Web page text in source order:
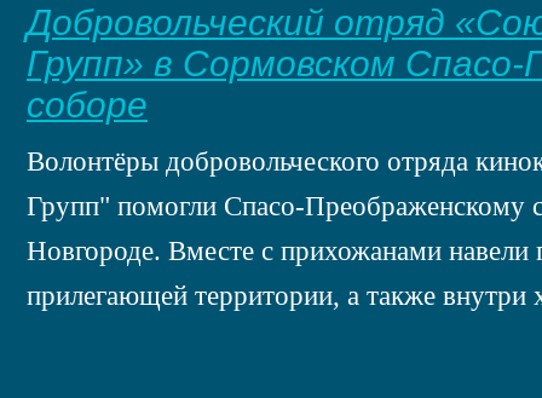
Добровольческий отряд
Групп» в Сормовском
соборе
Волонтёры добровольческого отряда
Групп" помогли Спасо-Преображенскому
Новгороде. Вместе с прихожанами навели
прилегающей территории, а также внутри